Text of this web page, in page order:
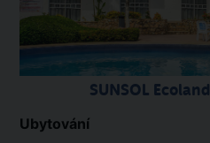
SUNSOL Ecoland
Ubytování